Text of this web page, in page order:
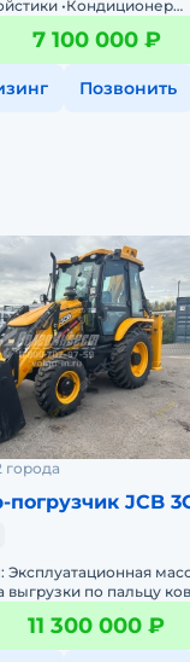
•Кондиционер
отопитель салона
SRS / Ri
7 100 000 ₽
Позвонить
города
погрузчик JCB
выгрузки по пальцу
6 в 1 (без вил):1.00 m3
11 300 000 ₽